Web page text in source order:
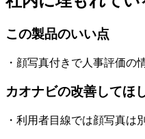
この製品のいい点
・顔写真付きで人事評価
カオナビの改善してほ
・利用者目線では顔写真は